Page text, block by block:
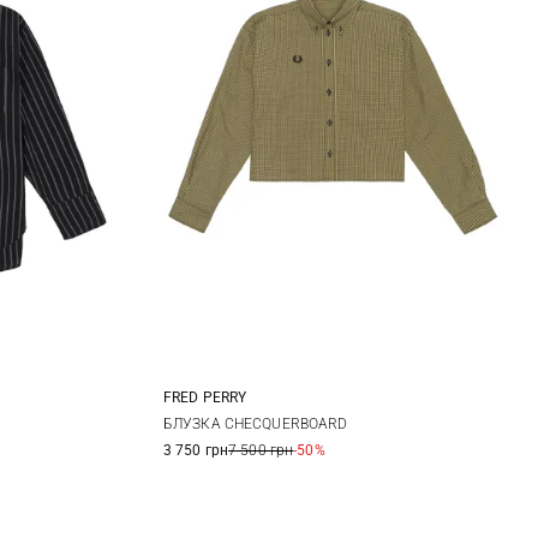
6 8
FRED PERRY
БЛУЗКА CHECQUERBOARD
3 750 грн7 500 грн-50%